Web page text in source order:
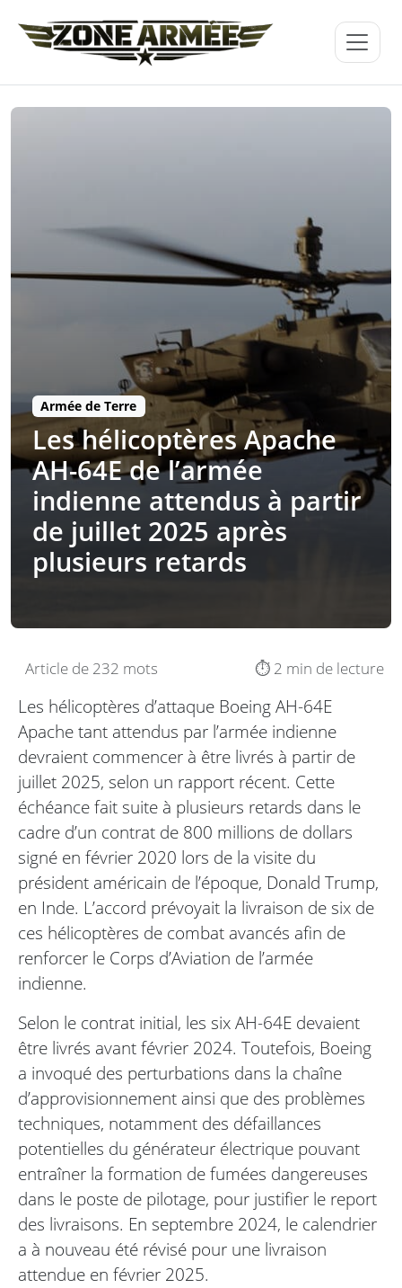
Armée de Terre
Les hélicoptères Apache
AH-64E de l’armée
indienne attendus à partir
de juillet 2025 après
plusieurs retards
Article de 232 mots ⏱️ 2 min de lecture
Les hélicoptères d’attaque Boeing AH-64E
Apache tant attendus par l’armée indienne
devraient commencer à être livrés à partir de
juillet 2025, selon un rapport récent. Cette
échéance fait suite à plusieurs retards dans le
cadre d’un contrat de 800 millions de dollars
signé en février 2020 lors de la visite du
président américain de l’époque, Donald Trump,
en Inde. L’accord prévoyait la livraison de six de
ces hélicoptères de combat avancés afin de
renforcer le Corps d’Aviation de l’armée
indienne.
Selon le contrat initial, les six AH-64E devaient
être livrés avant février 2024. Toutefois, Boeing
a invoqué des perturbations dans la chaîne
d’approvisionnement ainsi que des problèmes
techniques, notamment des défaillances
potentielles du générateur électrique pouvant
entraîner la formation de fumées dangereuses
dans le poste de pilotage, pour justifier le report
des livraisons. En septembre 2024, le calendrier
a à nouveau été révisé pour une livraison
attendue en février 2025.